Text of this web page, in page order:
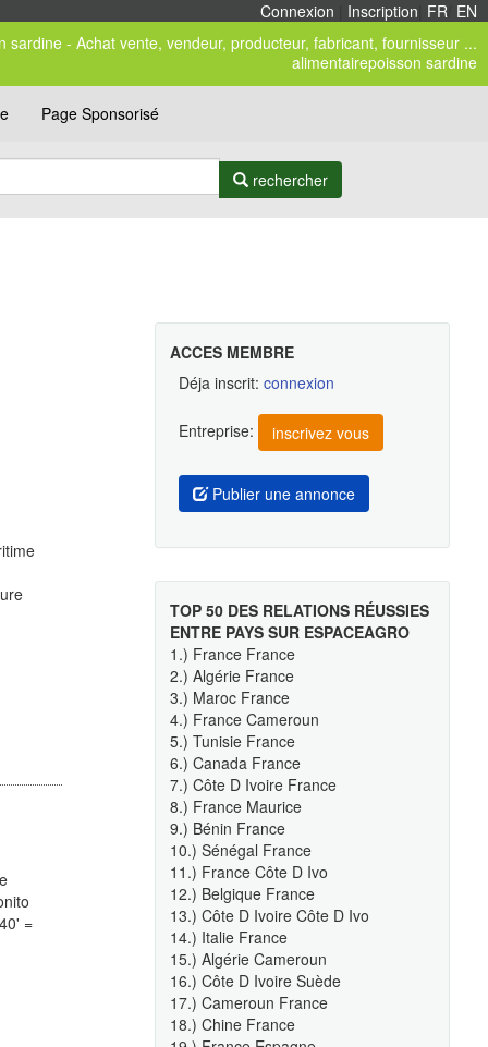
Connexion Inscription FR EN
sardine - Achat vente, vendeur, producteur, fabricant, fournisseur ...
alimentairepoisson sardine
Page Sponsorisé
rechercher
=
ACCES MEMBRE
Déja inscrit: connexion
Entreprise: inscrivez vous
Publier une annonce
TOP 50 DES RELATIONS RÉUSSIES
ENTRE PAYS SUR ESPACEAGRO
1.) France France
2.) Algérie France
3.) Maroc France
4.) France Cameroun
5.) Tunisie France
6.) Canada France
7.) Côte D Ivoire France
8.) France Maurice
9.) Bénin France
10.) Sénégal France
11.) France Côte D Ivo
12.) Belgique France
13.) Côte D Ivoire Côte D Ivo
14.) Italie France
15.) Algérie Cameroun
16.) Côte D Ivoire Suède
17.) Cameroun France
18.) Chine France